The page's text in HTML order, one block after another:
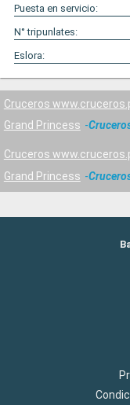
Puesta en servicio:
N° tripunlates:
Eslora:
Cruceros
Grand Princess
Cruceros
Grand Princess